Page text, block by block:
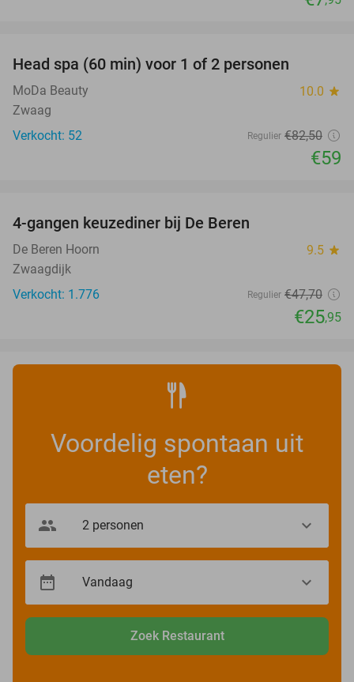
Head spa (60 min) voor 1 of 2 personen
MoDa Beauty 10.0 star
Zwaag
Verkocht: 52
Regulier €82,50
€59
4-gangen keuzediner bij De Beren
De Beren Hoorn 9.5 star
Zwaagdijk
Verkocht: 1.776
Regulier €47,70
€25,95
Voordelig spontaan uit
eten?
Zoek Restaurant